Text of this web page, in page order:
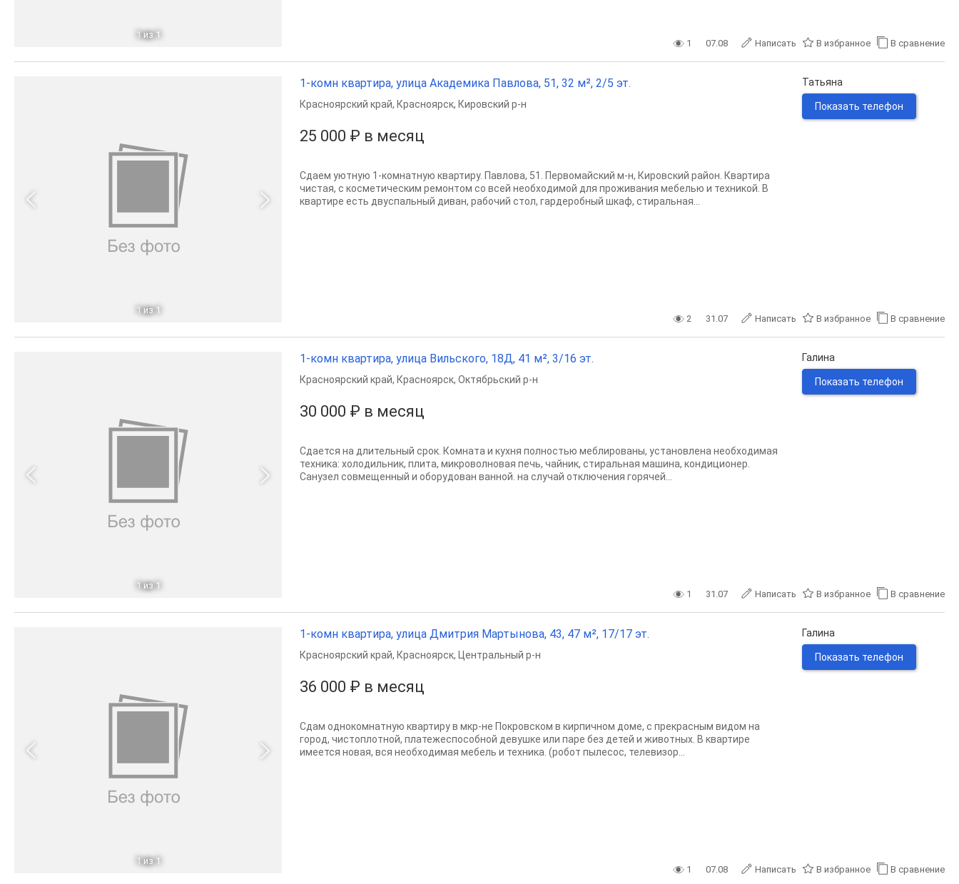
1 из 1
1 07.08 Написать В избранное В сравнение
1 из 1
1-комн квартира, улица Академика Павлова, 51, 32 м², 2/5 эт.
25 000 ₽ в месяц
Красноярский край, Красноярск, Кировский р-н
Сдаем уютную 1-комнатную квартиру. Павлова, 51. ​Первомайский м-н, Кировский район. Квартира
чистая, с косметическим ремонтом со всей необходимой для проживания мебелью и техникой. В
квартире есть двуспальный диван, рабочий стол, гардеробный шкаф, стиральная...
Татьяна
Показать телефон
2 31.07 Написать В избранное В сравнение
1 из 1
1-комн квартира, улица Вильского, 18Д, 41 м², 3/16 эт.
30 000 ₽ в месяц
Красноярский край, Красноярск, Октябрьский р-н
Сдается на длительный срок. Комната и кухня полностью меблированы, установлена необходимая
техника: холодильник, плита, микроволновая печь, чайник, стиральная машина, кондиционер.
Санузел совмещенный и оборудован ванной. на случай отключения горячей...
Галина
Показать телефон
1 31.07 Написать В избранное В сравнение
1 из 1
1-комн квартира, улица Дмитрия Мартынова, 43, 47 м², 17/17 эт.
36 000 ₽ в месяц
Красноярский край, Красноярск, Центральный р-н
Сдам однокомнатную квартиру в мкр-не Покровском в кирпичном доме, с прекрасным видом на
город, чистоплотной, платежеспособной девушке или паре без детей и животных. В квартире
имеется новая, вся необходимая мебель и техника. (робот пылесос, телевизор...
Галина
Показать телефон
1 07.08 Написать В избранное В сравнение